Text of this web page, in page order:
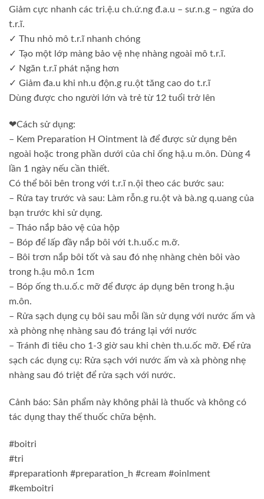
Giảm cực nhanh các tri.ệ.u ch.ứ.ng đ.a.u – sư.n.g – ngứa do
t.r.ĩ.
✓ Thu nhỏ mô t.r.ĩ nhanh chóng
✓ Tạo một lớp màng bảo vệ nhẹ nhàng ngoài mô t.r.ĩ.
✓ Ngăn t.r.ĩ phát nặng hơn
✓ Giảm đa.u khi nh.u độn.g ru.ột tăng cao do t.r.ĩ
Dùng được cho người lớn và trẻ từ 12 tuổi trở lên
❤Cách sử dụng:
– Kem Preparation H Ointment là để được sử dụng bên
ngoài hoặc trong phần dưới của chỉ ống hậ.u m.ôn. Dùng 4
lần 1 ngày nếu cần thiết.
Có thể bôi bên trong với t.r.ĩ n.ội theo các bước sau:
– Rửa tay trước và sau: Làm rỗn.g ru.ột và bà.ng q.uang của
bạn trước khi sử dụng.
– Tháo nắp bảo vệ của hộp
– Bóp để lấp đầy nắp bôi với t.h.uố.c m.ỡ.
– Bôi trơn nắp bôi tốt và sau đó nhẹ nhàng chèn bôi vào
trong h.ậu mô.n 1cm
– Bóp ống th.u.ố.c mỡ để được áp dụng bên trong h.ậu
m.ôn.
– Rửa sạch dụng cụ bôi sau mỗi lần sử dụng với nước ấm và
xà phòng nhẹ nhàng sau đó tráng lại với nước
– Tránh đi tiêu cho 1-3 giờ sau khi chèn th.u.ốc mỡ. Để rửa
sạch các dụng cụ: Rửa sạch với nước ấm và xà phòng nhẹ
nhàng sau đó triệt để rửa sạch với nước.
Cảnh báo: Sản phẩm này không phải là thuốc và không có
tác dụng thay thế thuốc chữa bệnh.
#boitri
#tri
#preparationh #preparation_h #cream #oinlment
#kemboitri